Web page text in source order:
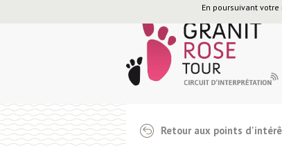
En poursuivant
Retour aux points